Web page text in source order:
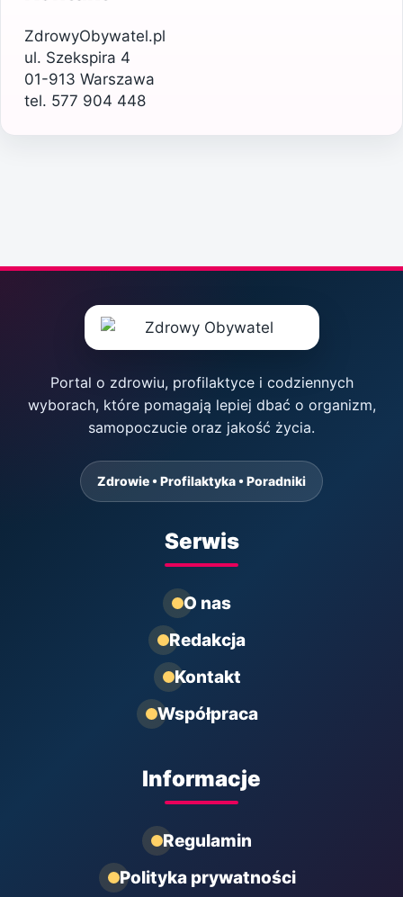
ZdrowyObywatel.pl
ul. Szekspira 4
01-913 Warszawa
tel. 577 904 448
Portal o zdrowiu, profilaktyce i codziennych
wyborach, które pomagają lepiej dbać o organizm,
samopoczucie oraz jakość życia.
Zdrowie • Profilaktyka • Poradniki
Serwis
O nas
Redakcja
Kontakt
Współpraca
Informacje
Regulamin
Polityka prywatności